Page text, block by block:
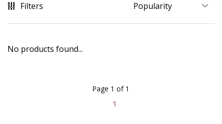
Filters
No products found...
1
Page 1 of 1